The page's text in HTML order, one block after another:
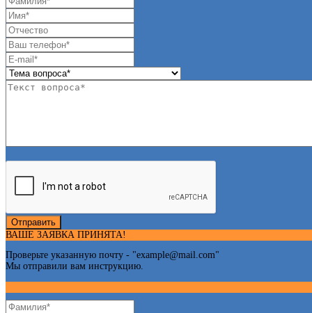
Отправить
ВАШЕ ЗАЯВКА ПРИНЯТА!
Проверьте указанную почту - "example@mail.com"
Мы отправили вам инструкцию.